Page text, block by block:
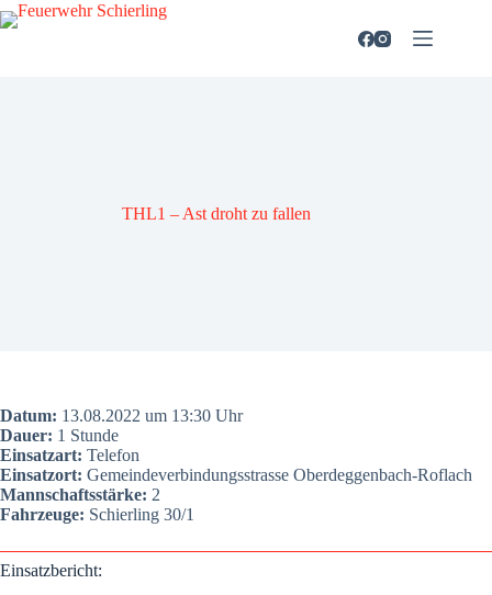
Zum
Inhalt
THL1 – Ast droht zu fal­len
Datum: 13.08.2022 um 13:30 Uhr
Dau­er: 1 Stun­de
Ein­satz­art: Tele­fon
Ein­satz­ort: Gemein­de­ver­bin­dungs­stras­se Oberdeg­gen­bach-Roflach
Mann­schafts­stär­ke: 2
Fahr­zeu­ge: Schier­ling 30/1
Ein­satz­be­richt: